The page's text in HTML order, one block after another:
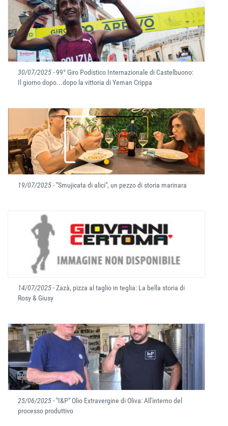
30/07/2025- 99° Giro Podistico Internazionale di Castelbuono:
Il giorno dopo...dopo la vittoria di Yeman Crippa
19/07/2025- "Smujicata di alici", un pezzo di storia marinara
14/07/2025- Zazà, pizza al taglio in teglia: La bella storia di
Rosy & Giusy
25/06/2025- "I&P" Olio Extravergine di Oliva: All'interno del
processo produttivo